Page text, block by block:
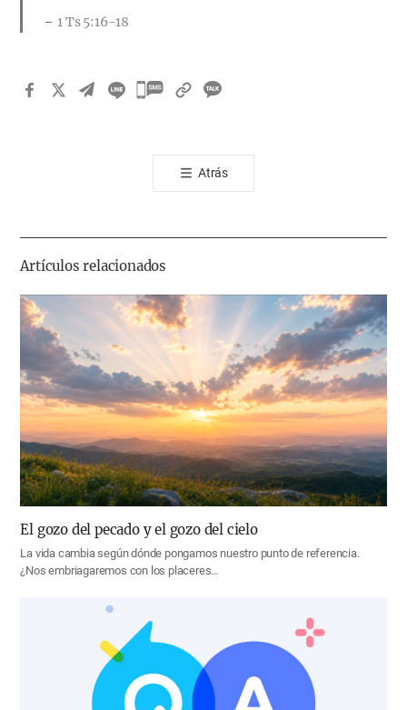
1 Ts 5:16-18
카
톡
공
기
Atrás
Artículos relacionados
El gozo del pecado y el gozo del cielo
La vida cambia según dónde pongamos nuestro punto de referencia.
¿Nos embriagaremos con los placeres…